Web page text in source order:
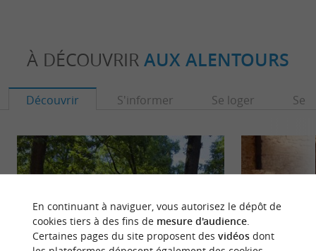
À DÉCOUVRIR AUX ALENTOURS
Découvrir S'informer Se loger Se
En continuant à naviguer, vous autorisez le dépôt de
cookies tiers à des fins de mesure d'audience.
Certaines pages du site proposent des vidéosdont